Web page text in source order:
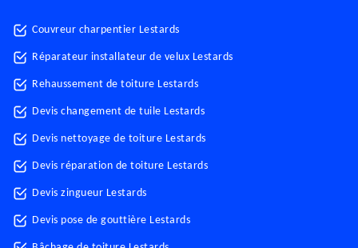
Couvreur charpentier Lestards
Réparateur installateur de velux Lestards
Rehaussement de toiture Lestards
Devis changement de tuile Lestards
Devis nettoyage de toiture Lestards
Devis réparation de toiture Lestards
Devis zingueur Lestards
Devis pose de gouttière Lestards